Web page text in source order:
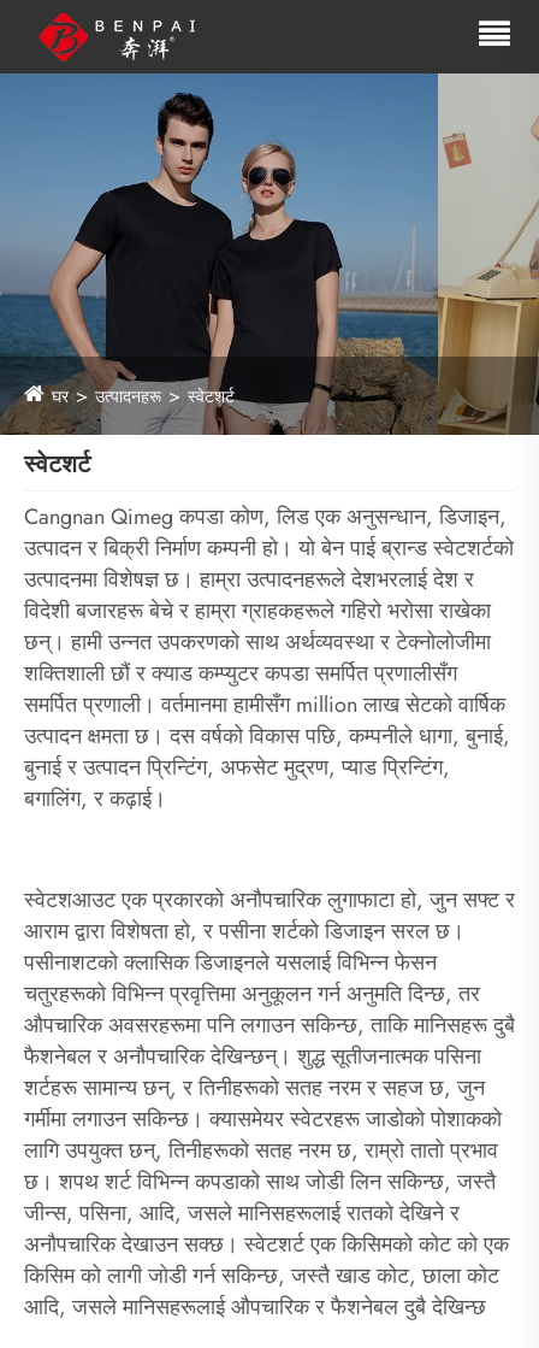
घर उत्पादनहरू स्वेटशर्ट
स्वेटशर्ट
Cangnan Qimeg कपडा कोण, लिड एक अनुसन्धान, डिजाइन,
उत्पादन र बिक्री निर्माण कम्पनी हो। यो बेन पाई ब्रान्ड स्वेटशर्टको
उत्पादनमा विशेषज्ञ छ। हाम्रा उत्पादनहरूले देशभरलाई देश र
विदेशी बजारहरू बेचे र हाम्रा ग्राहकहरूले गहिरो भरोसा राखेका
छन्। हामी उन्नत उपकरणको साथ अर्थव्यवस्था र टेक्नोलोजीमा
शक्तिशाली छौं र क्याड कम्प्युटर कपडा समर्पित प्रणालीसँग
समर्पित प्रणाली। वर्तमानमा हामीसँग million लाख सेटको वार्षिक
उत्पादन क्षमता छ। दस वर्षको विकास पछि, कम्पनीले धागा, बुनाई,
बुनाई र उत्पादन प्रिन्टिंग, अफसेट मुद्रण, प्याड प्रिन्टिंग,
बगालिंग, र कढ़ाई।
स्वेटशआउट एक प्रकारको अनौपचारिक लुगाफाटा हो, जुन सफ्ट र
आराम द्वारा विशेषता हो, र पसीना शर्टको डिजाइन सरल छ।
पसीनाशटको क्लासिक डिजाइनले यसलाई विभिन्न फेसन
चतुरहरूको विभिन्न प्रवृत्तिमा अनुकूलन गर्न अनुमति दिन्छ, तर
औपचारिक अवसरहरूमा पनि लगाउन सकिन्छ, ताकि मानिसहरू दुबै
फैशनेबल र अनौपचारिक देखिन्छन्। शुद्ध सूतीजनात्मक पसिना
शर्टहरू सामान्य छन्, र तिनीहरूको सतह नरम र सहज छ, जुन
गर्मीमा लगाउन सकिन्छ। क्यासमेयर स्वेटरहरू जाडोको पोशाकको
लागि उपयुक्त छन्, तिनीहरूको सतह नरम छ, राम्रो तातो प्रभाव
छ। शपथ शर्ट विभिन्न कपडाको साथ जोडी लिन सकिन्छ, जस्तै
जीन्स, पसिना, आदि, जसले मानिसहरूलाई रातको देखिने र
अनौपचारिक देखाउन सक्छ। स्वेटशर्ट एक किसिमको कोट को एक
किसिम को लागी जोडी गर्न सकिन्छ, जस्तै खाड कोट, छाला कोट
आदि, जसले मानिसहरूलाई औपचारिक र फैशनेबल दुबै देखिन्छ